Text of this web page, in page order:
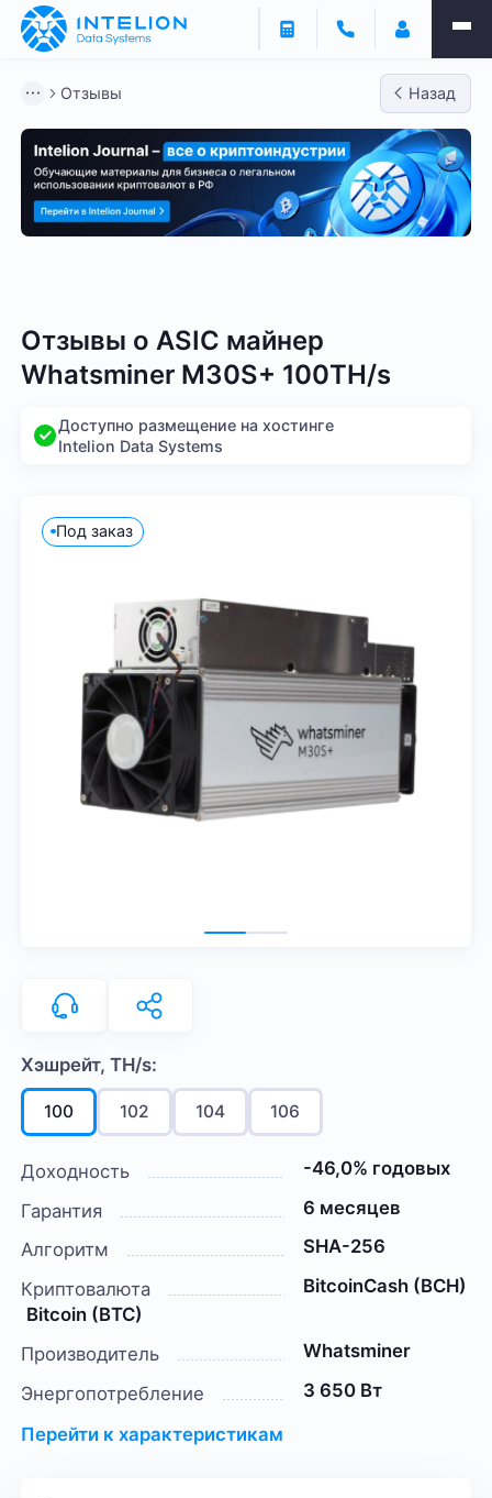
Отзывы Назад
Отзывы о ASIC майнер
Whatsminer M30S+ 100TH/s
Доступно размещение на хостинге
Intelion Data Systems
Под заказ
Хэшрейт, TH/s:
100 102 104 106
Доходность
-46,0% годовых
Гарантия
6 месяцев
Алгоритм
SHA-256
Криптовалюта
BitcoinCash (BCH)
Bitcoin (BTC)
Производитель
Whatsminer
Энергопотребление
3 650 Вт
Перейти к характеристикам